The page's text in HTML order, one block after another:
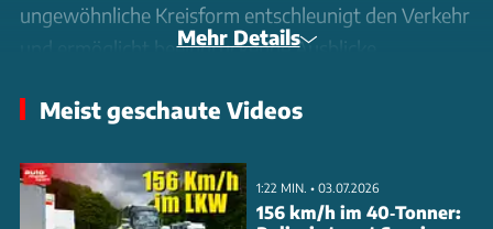
ungewöhnliche Kreisform entschleunigt den Verkehr
und ermöglicht beeindruckende Ausblicke.
Außenwege. Finanziert wurde das Projekt teilweise
fördert den Tourismus und die Entwicklung der
Region.
Mehr Details
Meist geschaute Videos
1:22 MIN. • 03.07.2026
156 km/h im 40‑Tonner: